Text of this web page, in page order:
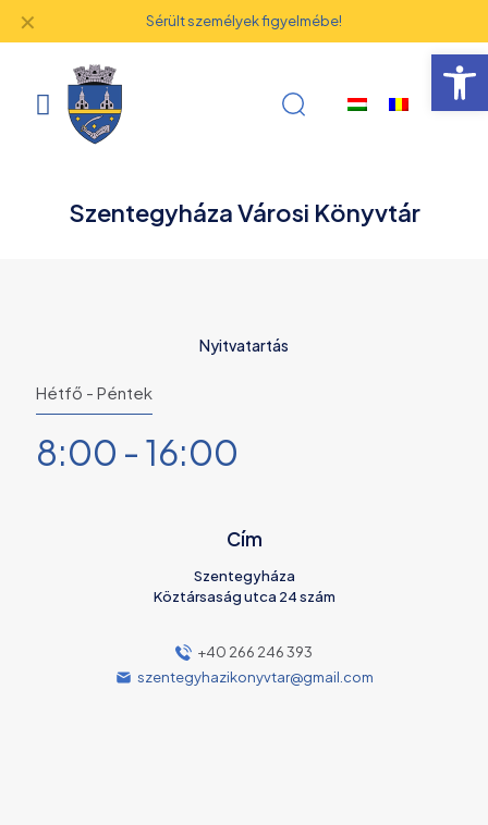
Sérült személyek figyelmébe!
✕
Szentegyháza Városi Könyvtár
Nyitvatartás
Hétfő - Péntek
8:00 - 16:00
Cím
Szentegyháza
Köztársaság utca 24 szám
+40 266 246 393
szentegyhazikonyvtar@gmail.com